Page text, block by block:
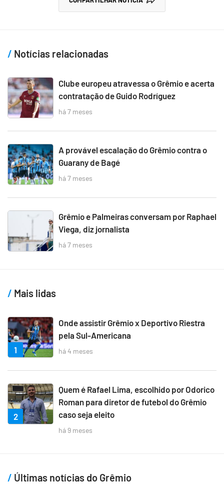
Notícias relacionadas
Clube europeu atravessa o Grêmio e acerta
contratação de Guido Rodríguez
há 7 meses
A provável escalação do Grêmio contra o
Guarany de Bagé
há 7 meses
Grêmio e Palmeiras conversam por Raphael
Viega, diz jornalista
há 7 meses
Mais lidas
1
Onde assistir Grêmio x Deportivo Riestra
pela Sul-Americana
há 4 meses
2
Quem é Rafael Lima, escolhido por Odorico
Roman para diretor de futebol do Grêmio
caso seja eleito
há 9 meses
Últimas notícias do Grêmio